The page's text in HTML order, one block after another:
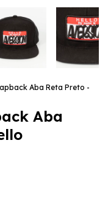
Aba Reta Preto -
Aba